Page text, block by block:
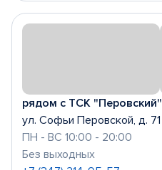
рядом с ТСК "Перовский"
ул. Софьи Перовской, д. 71
ПН - ВС 10:00 - 20:00
Без выходных